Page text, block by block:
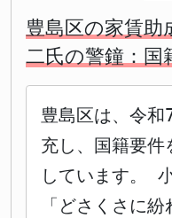
豊島区の家賃助
二氏の警鐘：国
豊島区は、令
充し、国籍要件
しています。
「どさくさに